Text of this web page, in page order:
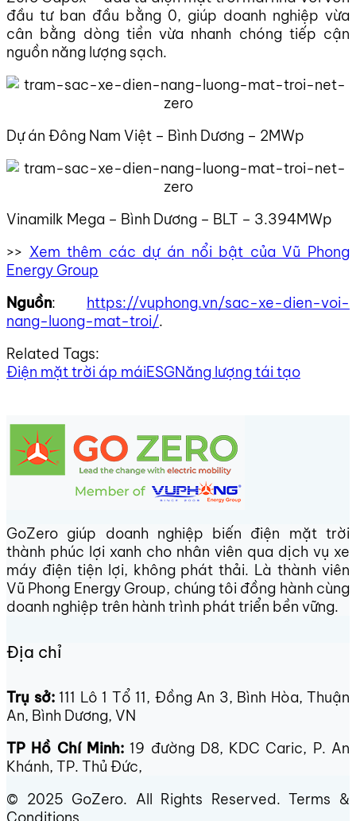
đầu tư ban đầu bằng 0, giúp doanh nghiệp vừa
cân bằng dòng tiền vừa nhanh chóng tiếp cận
nguồn năng lượng sạch.
Dự án Đông Nam Việt – Bình Dương – 2MWp
Vinamilk Mega – Bình Dương – BLT – 3.394MWp
>> Xem thêm các dự án nổi bật của Vũ Phong
Energy Group
Nguồn: https://vuphong.vn/sac-xe-dien-voi-
nang-luong-mat-troi/.
Related Tags:
Điện mặt trời áp máiESGNăng lượng tái tạo
GoZero giúp doanh nghiệp biến điện mặt trời
thành phúc lợi xanh cho nhân viên qua dịch vụ xe
máy điện tiện lợi, không phát thải. Là thành viên
Vũ Phong Energy Group, chúng tôi đồng hành cùng
doanh nghiệp trên hành trình phát triển bền vững.
Địa chỉ
Trụ sở:111 Lô 1 Tổ 11, Đồng An 3, Bình Hòa, Thuận
An, Bình Dương, VN
TP Hồ Chí Minh:19 đường D8, KDC Caric, P. An
Khánh, TP. Thủ Đức,
© 2025 GoZero. All Rights Reserved. Terms &